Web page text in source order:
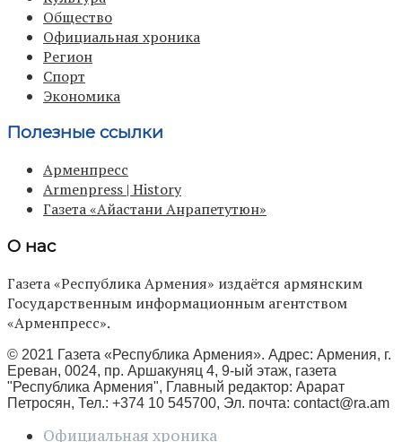
Общество
Официальная хроника
Регион
Спорт
Экономика
Полезные ссылки
Арменпресс
Armenpress | History
Газета «Айастани Анрапетутюн»
О нас
Газета «Республика Армения» издаётся армянским
Государственным информационным агентством
«Арменпресс».
© 2021 Газета «Республика Армения». Адрес: Армения, г.
Ереван, 0024, пр. Аршакуняц 4, 9-ый этаж, газета
"Республика Армения", Главный редактор: Арарат
Петросян, Тел.: +374 10 545700, Эл. почта: contact@ra.am
Официальная хроника